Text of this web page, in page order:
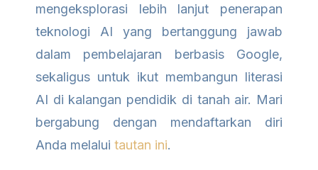
mengeksplorasi lebih lanjut penerapan
teknologi AI yang bertanggung jawab
dalam pembelajaran berbasis Google,
sekaligus untuk ikut membangun literasi
AI di kalangan pendidik di tanah air. Mari
bergabung dengan mendaftarkan diri
Anda melalui tautan ini.